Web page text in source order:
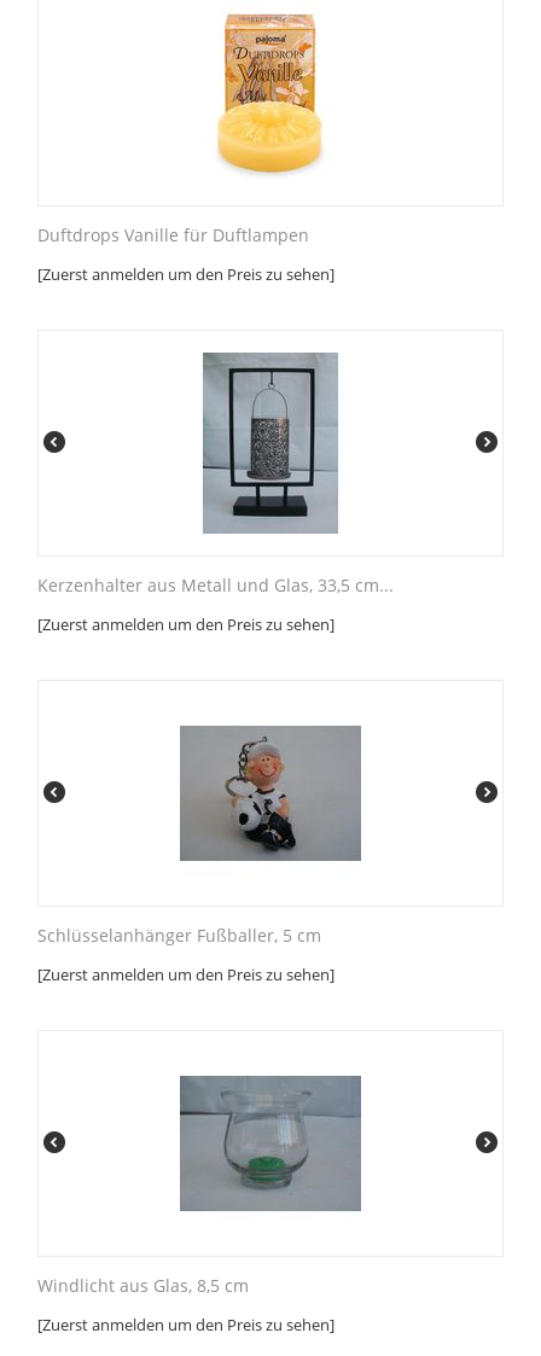
Duftdrops Vanille für Duftlampen
[Zuerst anmelden um den Preis zu sehen]
Kerzenhalter aus Metall und Glas, 33,5 cm...
[Zuerst anmelden um den Preis zu sehen]
Schlüsselanhänger Fußballer, 5 cm
[Zuerst anmelden um den Preis zu sehen]
Windlicht aus Glas, 8,5 cm
[Zuerst anmelden um den Preis zu sehen]